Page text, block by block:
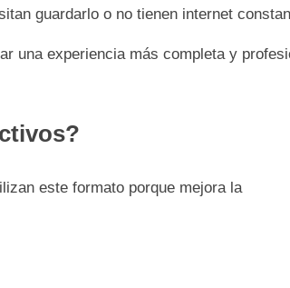
guardarlo o no tienen internet
una experiencia más completa y
este formato porque mejora la